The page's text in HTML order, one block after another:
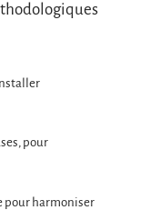
pour
pour harmoniser